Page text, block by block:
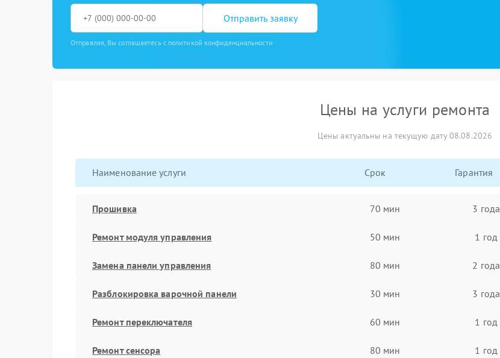
Отправить заявку
Отправляя, Вы соглашаетесь с политикой конфиденциальности
Цены на услуги ремонта
Цены актуальны на текущую дату 08.08.2026
Наименование услуги Срок Гарантия
Прошивка 70 мин 3 года
Ремонт модуля управления 50 мин 1 год
Замена панели управления 80 мин 2 года
Разблокировка варочной панели 30 мин 3 года
Ремонт переключателя 60 мин 1 год
Ремонт сенсора 80 мин 1 год